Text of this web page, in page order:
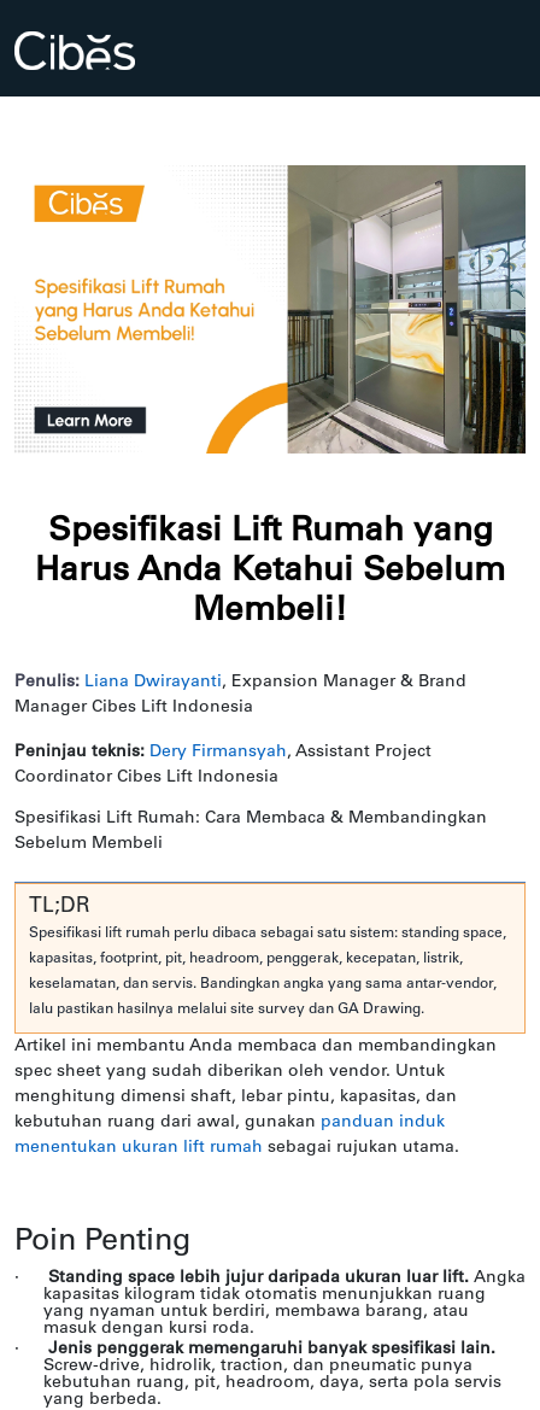
Spesifikasi Lift Rumah yang
Harus Anda Ketahui Sebelum
Membeli!
Penulis: Liana Dwirayanti, Expansion Manager & Brand
Manager Cibes Lift Indonesia
Peninjau teknis: Dery Firmansyah, Assistant Project
Coordinator Cibes Lift Indonesia
Spesifikasi Lift Rumah: Cara Membaca & Membandingkan
Sebelum Membeli
TL;DR
Spesifikasi lift rumah perlu dibaca sebagai satu sistem: standing space,
kapasitas, footprint, pit, headroom, penggerak, kecepatan, listrik,
keselamatan, dan servis. Bandingkan angka yang sama antar-vendor,
lalu pastikan hasilnya melalui site survey dan GA Drawing.
Artikel ini membantu Anda membaca dan membandingkan
spec sheet yang sudah diberikan oleh vendor. Untuk
menghitung dimensi shaft, lebar pintu, kapasitas, dan
kebutuhan ruang dari awal, gunakan panduan induk
menentukan ukuran lift rumah sebagai rujukan utama.
Poin Penting
· Standing space lebih jujur daripada ukuran luar lift. Angka
kapasitas kilogram tidak otomatis menunjukkan ruang
yang nyaman untuk berdiri, membawa barang, atau
masuk dengan kursi roda.
·
Jenis penggerak memengaruhi banyak spesifikasi lain.
Screw-drive, hidrolik, traction, dan pneumatic punya
kebutuhan ruang, pit, headroom, daya, serta pola servis
yang berbeda.